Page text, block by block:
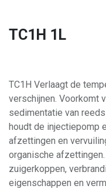
TC1H 1L
TC1H Verlaagt de
verschijnen. Voorkomt
sedimentatie van
houdt de injectiepomp
afzettingen en
organische
zuigerkoppen,
eigenschappen en